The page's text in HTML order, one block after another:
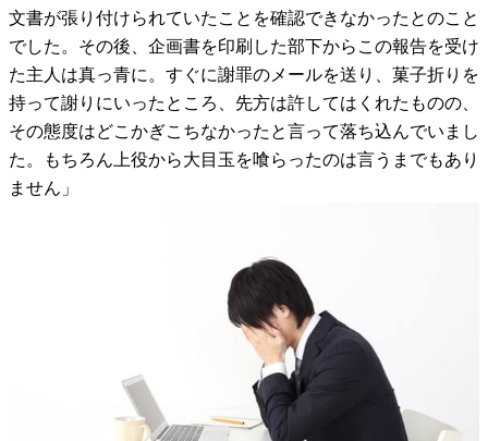
文書が張り付けられていたことを確認できなかったとのこと
でした。その後、企画書を印刷した部下からこの報告を受け
た主人は真っ青に。すぐに謝罪のメールを送り、菓子折りを
持って謝りにいったところ、先方は許してはくれたものの、
その態度はどこかぎこちなかったと言って落ち込んでいまし
た。もちろん上役から大目玉を喰らったのは言うまでもあり
ません」